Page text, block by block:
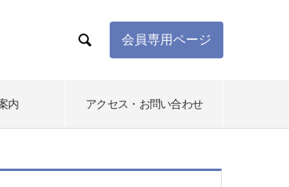
 会員専用ページ
内 アクセス・お問い合わせ